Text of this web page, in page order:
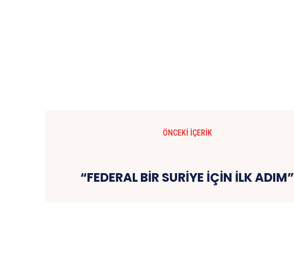
ÖNCEKI İÇERIK
“FEDERAL BİR SURİYE İÇİN İLK ADIM”